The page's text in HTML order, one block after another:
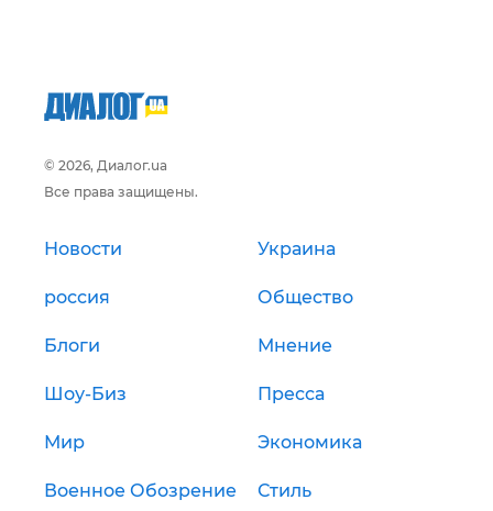
© 2026, Диалог.ua
Все права защищены.
Новости Украина
россия Общество
Блоги Мнение
Шоу-Биз Пресса
Мир Экономика
Военное Обозрение Стиль